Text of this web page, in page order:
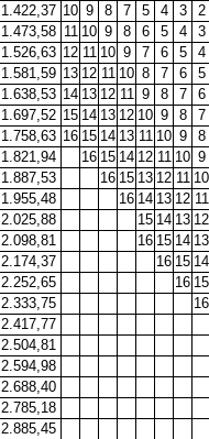
1.422,37 10 9 8 7 5 4 3
2
1.473,58 11 10 9 8 6 5 4 3
1.526,63 12 11 10 9 7 6 5 4
1.581,59 13 12 11 10 8 7 6 5
1.638,53 14 13 12 11 9 8 7 6
1.697,52 15 14 13 12 10 9 8 7
1.758,63 16 15 14 13 11 10 9 8
1.821,94 16 15 14 12 11 10 9
1.887,53 16 15 13 12 11 10
1.955,48 16 14 13 12 11
2.025,88 15 14 13 12
2.098,81 16 15 14 13
2.174,37 16 15 14
2.252,65 16 15
2.333,75 16
2.417,77
2.504,81
2.594,98
2.688,40
2.785,18
2.885,45